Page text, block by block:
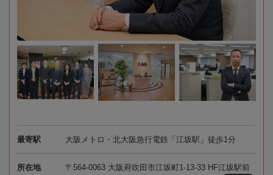
最寄駅 大阪メトロ・北大阪急行電鉄「江坂駅」徒歩1分
所在地
〒564-0063 大阪府吹田市江坂町1-13-33 HF江坂駅前